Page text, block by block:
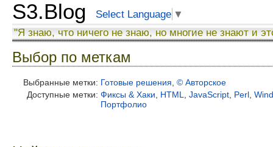
S3.Blog Select Language ▼
"Я знаю, что ничего не знаю, но многие не знают и
Выбор по меткам
Выбранные метки: Готовые решения © Авторское
Доступные метки: Фиксы & Хаки HTML JavaScript Perl
Портфолио